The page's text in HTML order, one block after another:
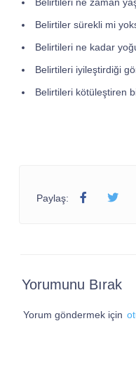
Belirtiler sürekli mi
Belirtileri ne kadar
Belirtileri iyileştirdiği
Belirtileri kötüleştiren
Paylaş:
Yorumunu Bırak
Yorum göndermek için